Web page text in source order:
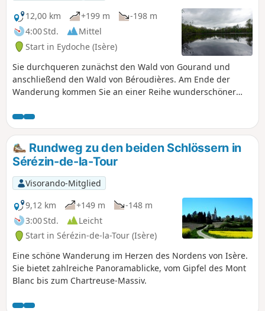
12,00 km
+199 m
-198 m
4:00 Std.
Mittel
Start in Eydoche (Isère)
Sie durchqueren zunächst den Wald von Gourand und
anschließend den Wald von Béroudières. Am Ende der
Wanderung kommen Sie an einer Reihe wunderschöner
Ausblicke auf die umliegenden Gipfel.
Rundweg zu den beiden Schlössern in
Sérézin-de-la-Tour
Visorando-Mitglied
9,12 km
+149 m
-148 m
3:00 Std.
Leicht
Start in Sérézin-de-la-Tour (Isère)
Eine schöne Wanderung im Herzen des Nordens von Isère.
Sie bietet zahlreiche Panoramablicke, vom Gipfel des Mont
Blanc bis zum Chartreuse-Massiv.